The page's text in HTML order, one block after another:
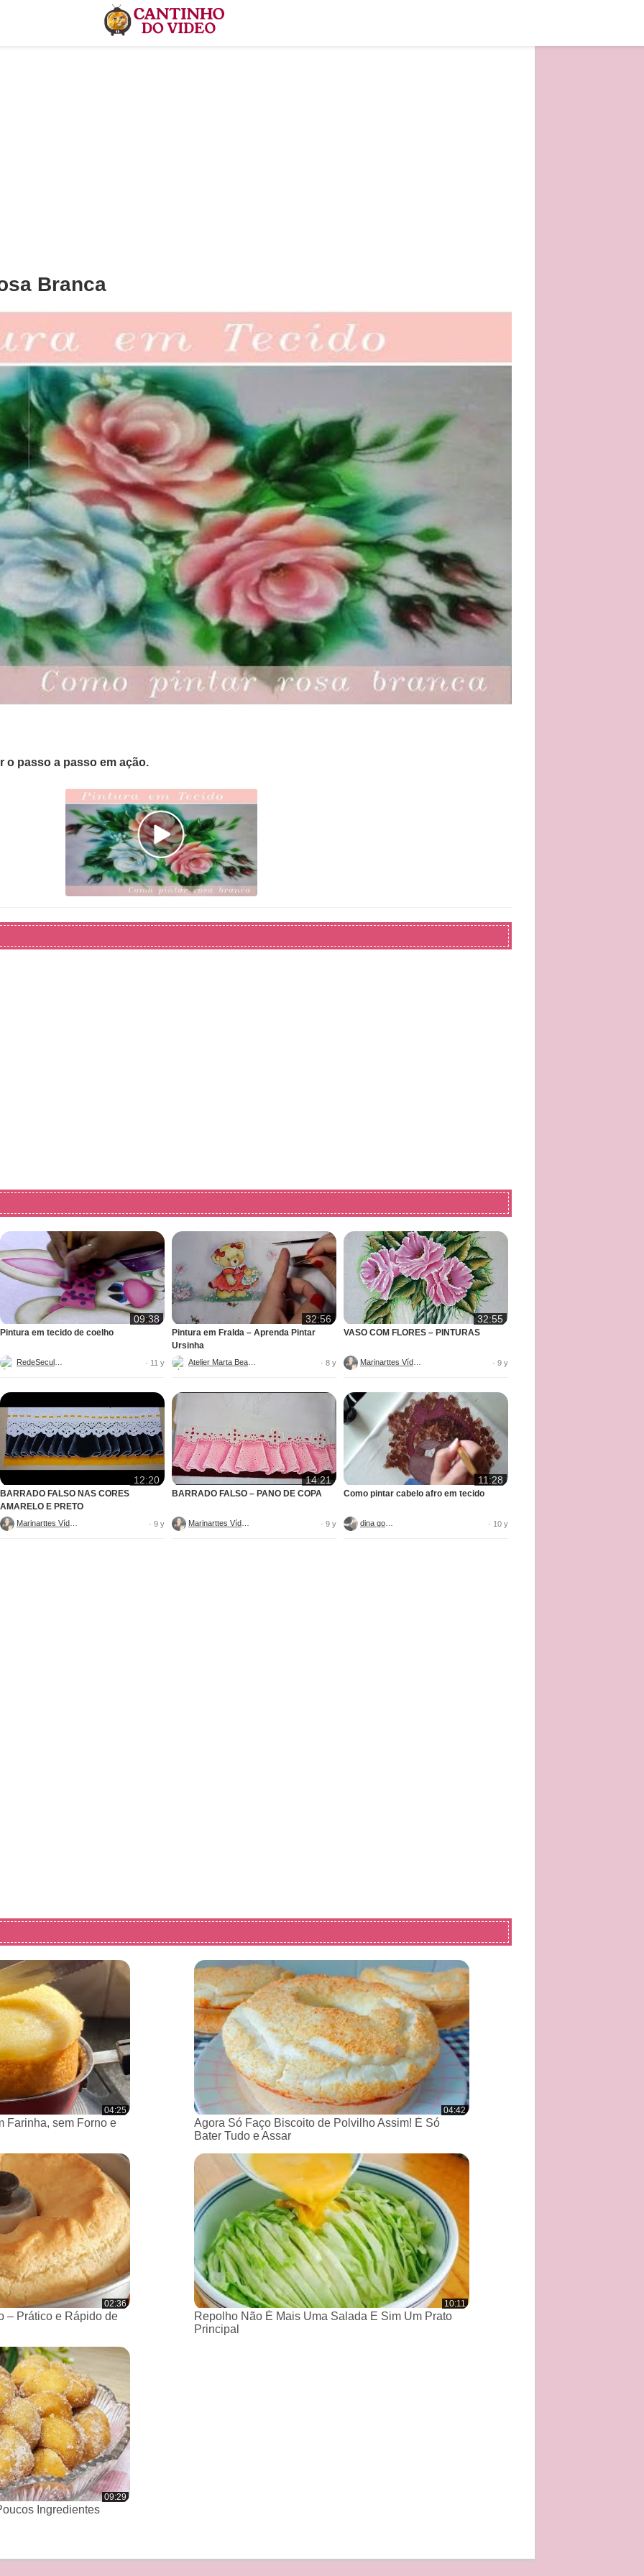
Branca
o passo a passo em ação.
09:38
Pintura em tecido de coelho
· 11 y
32:56
Pintura em Fralda – Aprenda Pintar
Ursinha
· 8 y
32:55
VASO COM FLORES – PINTURAS
· 9 y
12:20
BARRADO FALSO NAS CORES
AMARELO E PRETO
· 9 y
14:21
BARRADO FALSO – PANO DE COPA
· 9 y
11:28
Como pintar cabelo afro em tecido
· 10 y
04:25
Farinha, sem Forno e
04:42
Agora Só Faço Biscoito de Polvilho Assim! É Só
Bater Tudo e Assar
02:36
– Prático e Rápido de
10:11
Repolho Não É Mais Uma Salada E Sim Um Prato
Principal
09:29
Ingredientes